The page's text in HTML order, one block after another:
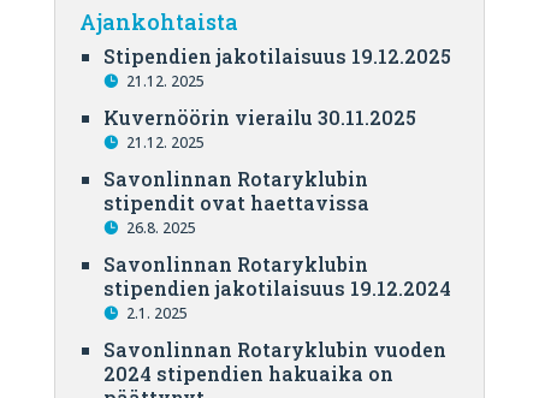
Ajankohtaista
Stipendien jakotilaisuus 19.12.2025
21.12. 2025
Kuvernöörin vierailu 30.11.2025
21.12. 2025
Savonlinnan Rotaryklubin
stipendit ovat haettavissa
26.8. 2025
Savonlinnan Rotaryklubin
stipendien jakotilaisuus 19.12.2024
2.1. 2025
Savonlinnan Rotaryklubin vuoden
2024 stipendien hakuaika on